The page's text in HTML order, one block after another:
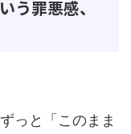
う罪悪感、
っと「このまま